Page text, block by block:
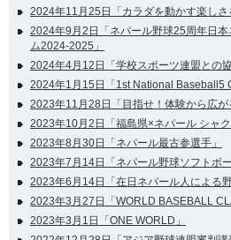
2024年11月25日「カラダを動かす楽しさ
2024年9月2日「ネパール野球25周年日
ム2024-2025」
2024年4月12日「学校スポーツ連盟との協
2024年1月15日「1st National Baseball5
2023年11月28日「目指せ！体験から広が
2023年10月2日「福島県×ネパール シャク
2023年8月30日「ネパール最古参選手」
2023年7月14日「ネパール野球ソフトボ
2023年6月14日「在日ネパール人による野
2023年3月27日「WORLD BASEBALL
2023年3月1日「ONE WORLD」